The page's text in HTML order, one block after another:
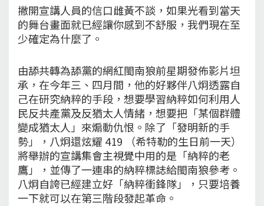
撇開宣講人員的信口雌黃不談，如果光看到當天
的舞台畫面就已經讓你感到不舒服，我們現在至
少確定為什麼了。
由舔共轉為舔黨的網紅閩南狼前星期發佈影片坦
承，在今年三、四月間，他的好夥伴八炯透露自
己在研究納粹的手段，想要學習納粹如何利用人
民反共產黨及反猶太人情緒，想要把「某個群體
變成猶太人」來煽動仇恨。除了「發明新的手
勢」，八炯還炫耀 419 （希特勒的生日前一天）
將舉辦的宣講集會主視覺中用的是「納粹的老
鷹」，並傳了一連串的納粹標誌給閩南狼參考。
八炯自誇已經建立好「納粹衝鋒隊」，只要培養
一下就可以在第三階段發起革命。